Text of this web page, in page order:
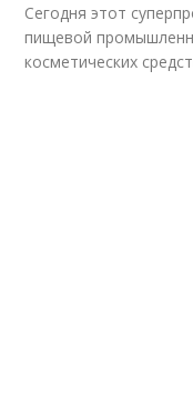
Сегодня этот
пищевой
косметических